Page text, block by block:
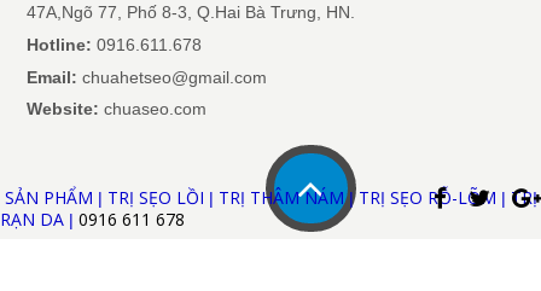
47A,Ngõ 77, Phố 8-3, Q.Hai Bà Trưng, HN.
Hotline: 0916.611.678
Email:chuahetseo@gmail.com
Website: chuaseo.com
SẢN PHẨM | TRỊ SẸO LỒI | TRỊ THÂM NÁM|TRỊ SẸO RỖ-LÕM | TRỊ
RẠN DA | 0916 611 678